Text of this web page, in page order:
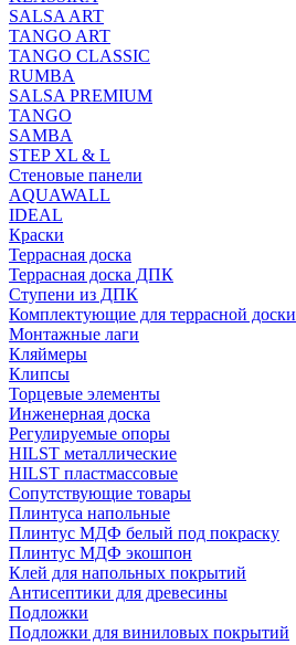
SALSA ART
TANGO ART
TANGO CLASSIC
RUMBA
SALSA PREMIUM
TANGO
SAMBA
STEP XL & L
Стеновые панели
AQUAWALL
IDEAL
Краски
Террасная доска
Террасная доска ДПК
Ступени из ДПК
Комплектующие для террасной доски
Монтажные лаги
Кляймеры
Клипсы
Торцевые элементы
Инженерная доска
Регулируемые опоры
HILST металлические
HILST пластмассовые
Сопутствующие товары
Плинтуса напольные
Плинтус МДФ белый под покраску
Плинтус МДФ экошпон
Клей для напольных покрытий
Антисептики для древесины
Подложки
Подложки для виниловых покрытий